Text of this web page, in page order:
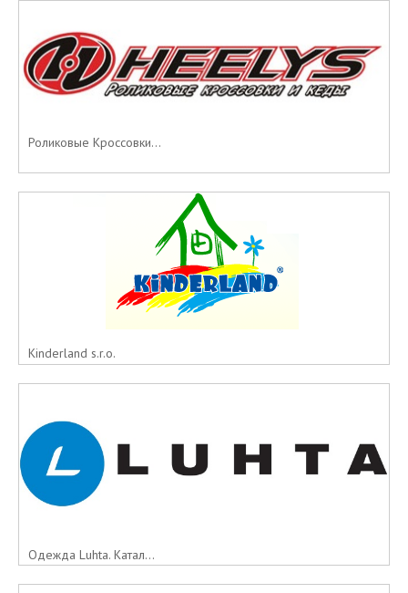
Роликовые Кроссовки...
Kinderland s.r.o.
Одежда Luhta. Катал...